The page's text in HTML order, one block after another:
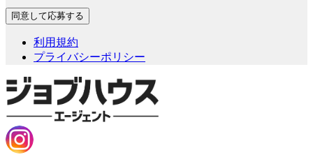
利用規約
プライバシーポリシー